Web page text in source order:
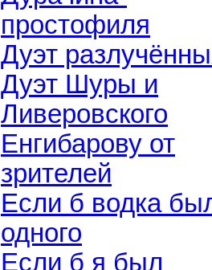
простофиля
Дуэт
Дуэт Шуры и
Ливеровского
Енгибарову от
зрителей
Если б водка
одного
Если б я был